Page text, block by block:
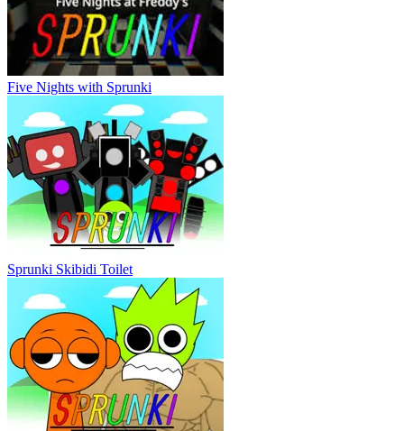
Five Nights with Sprunki
Sprunki Skibidi Toilet